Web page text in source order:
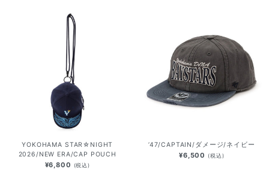
YOKOHAMA STAR☆NIGHT
2026/NEW ERA/CAP POUCH
¥6,800 (税込)
’47/CAPTAIN/ダメージ/ネイビー
¥6,500 (税込)